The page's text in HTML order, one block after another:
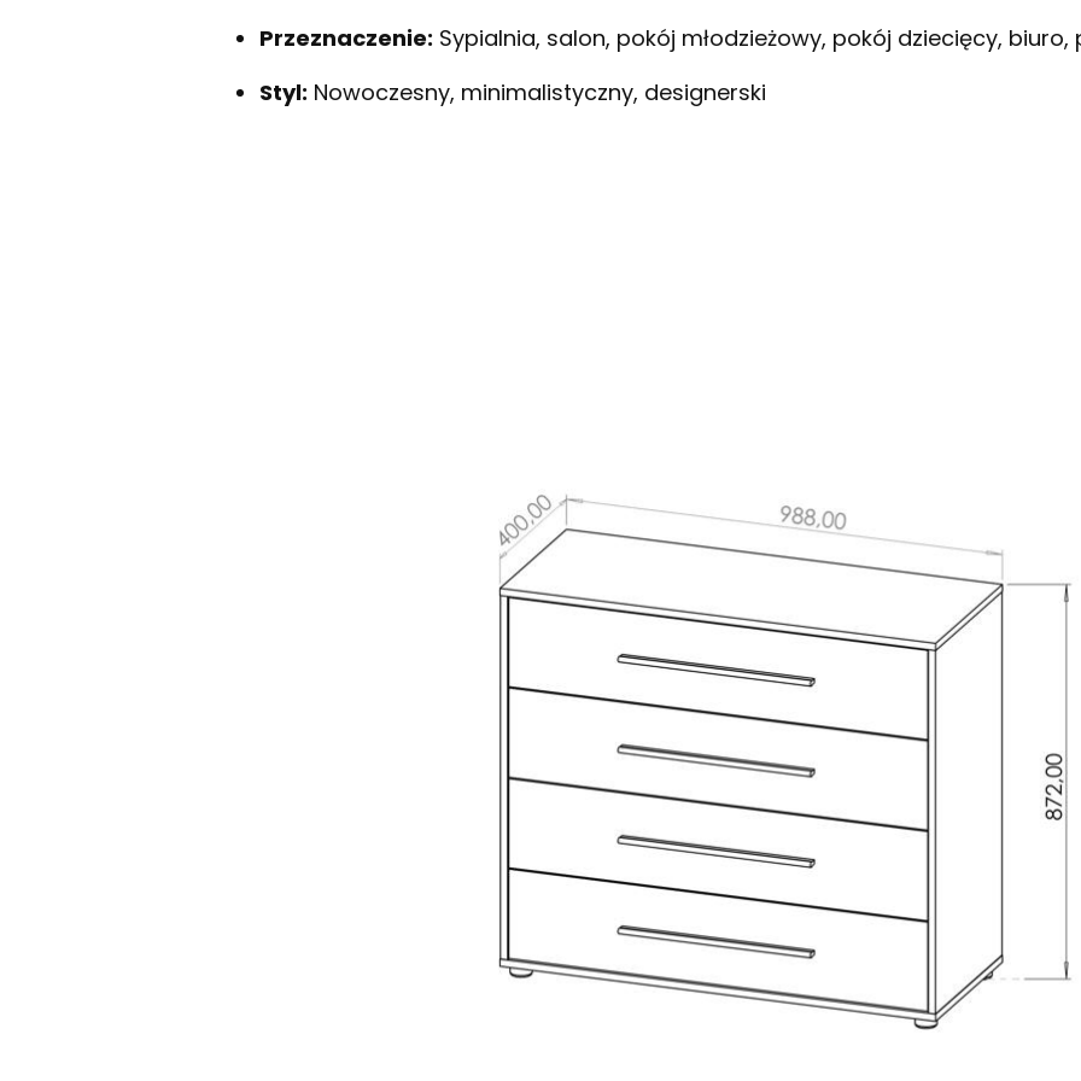
Przeznaczenie: Sypialnia, salon, pokój młodzieżowy, pokój dziecięcy, biuro,
Styl: Nowoczesny, minimalistyczny, designerski